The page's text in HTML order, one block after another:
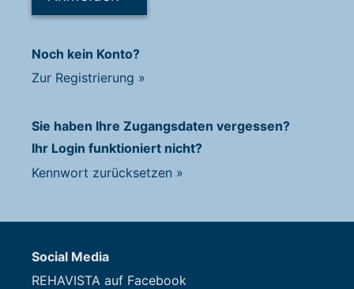
Noch kein Konto?
Zur Registrierung »
Sie haben Ihre Zugangsdaten vergessen?
Ihr Login funktioniert nicht?
Kennwort zurücksetzen »
Social Media
REHAVISTA auf Facebook